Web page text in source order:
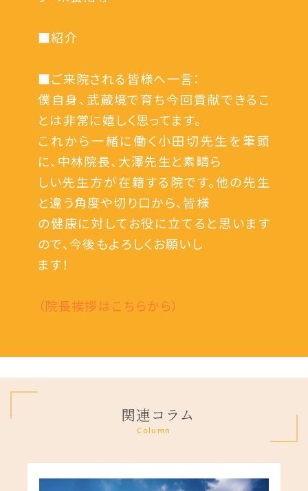
■紹介
■ご来院される皆様へ一言：
僕自身、武蔵境で育ち今回貢献できるこ
とは非常に嬉しく思ってます。
これから一緒に働く小田切先生を筆頭
に、中林院長、大澤先生と素晴ら
しい先生方が在籍する院です。他の先生
と違う角度や切り口から、皆様
の健康に対してお役に立てると思います
ので、今後もよろしくお願いし
ます！
（院長挨拶はこちらから）
関連コラム
Column